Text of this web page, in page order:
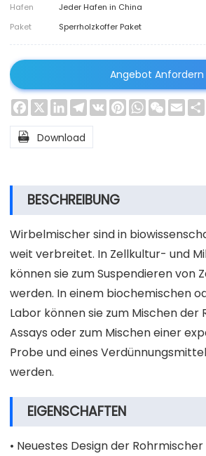
Hafen
Jeder Hafen in China
Paket
Sperrholzkoffer Paket
Angebot Anfordern
Facebook
X LinkedInTelegram
VK PinterestWhatsApp
WeChat
Email
 Download
BESCHREIBUNG
Wirbelmischer sind in
weit verbreitet. In Zellkultur- und
können sie zum Suspendieren von
werden. In einem biochemischen
Labor können sie zum Mischen der
Assays oder zum Mischen einer
Probe und eines
werden.
EIGENSCHAFTEN
• Neuestes Design der